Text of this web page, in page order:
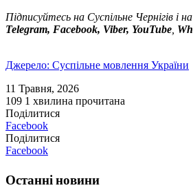
Підписуйтесь на Суспільне Чернігів і
Telegram, Facebook, Viber, YouTube
Джерело: Суспільне мовлення України
11 Травня, 2026
109 1 хвилина прочитана
Поділитися
Facebook
Поділитися
Facebook
Останні новини